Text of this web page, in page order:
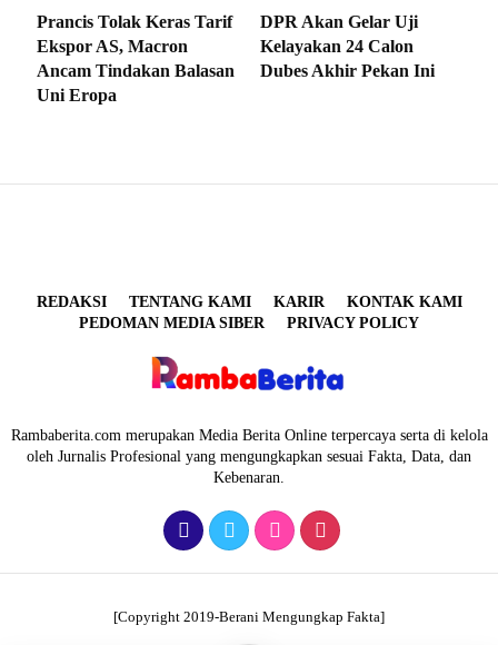
Prancis Tolak Keras Tarif
Ekspor AS, Macron
Ancam Tindakan Balasan
Uni Eropa
DPR Akan Gelar Uji
Kelayakan 24 Calon
Dubes Akhir Pekan Ini
REDAKSI TENTANG KAMI KARIR
KONTAK KAMI
PEDOMAN MEDIA SIBER
PRIVACY POLICY
Rambaberita.com merupakan Media Berita Online terpercaya serta di kelola
oleh Jurnalis Profesional yang mengungkapkan sesuai Fakta, Data, dan
Kebenaran.
[Copyright 2019-Berani Mengungkap Fakta]